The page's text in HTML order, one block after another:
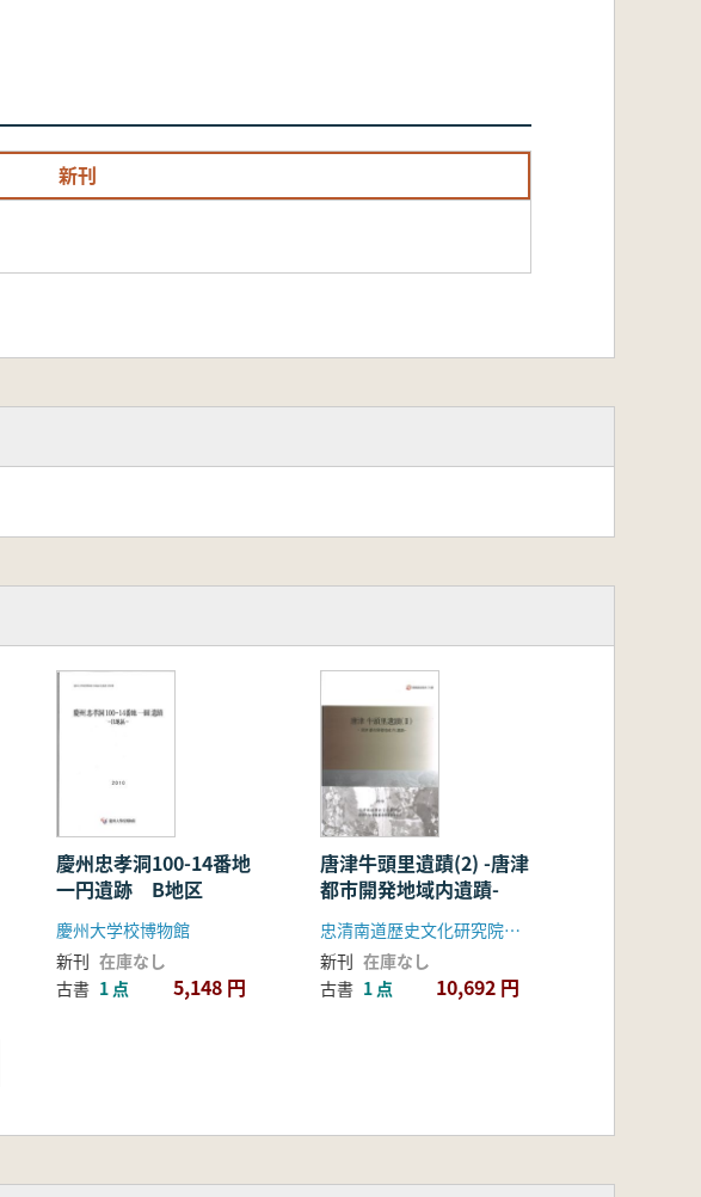
新刊
慶州忠孝洞100-14番地
一円遺跡 B地区
慶州大学校博物館
新刊 在庫なし
古書 1 点 5,148 円
唐津牛頭里遺蹟(2) -唐津
都市開発地域内遺蹟-
忠清南道歴史文化研究院、唐津邑内1地区都市開発事業組合
新刊 在庫なし
古書 1 点 10,692 円